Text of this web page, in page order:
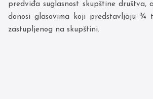
predviđa suglasnost skupštine društva,
donosi glasovima koji predstavljaju ¾
zastupljenog na skupštini.